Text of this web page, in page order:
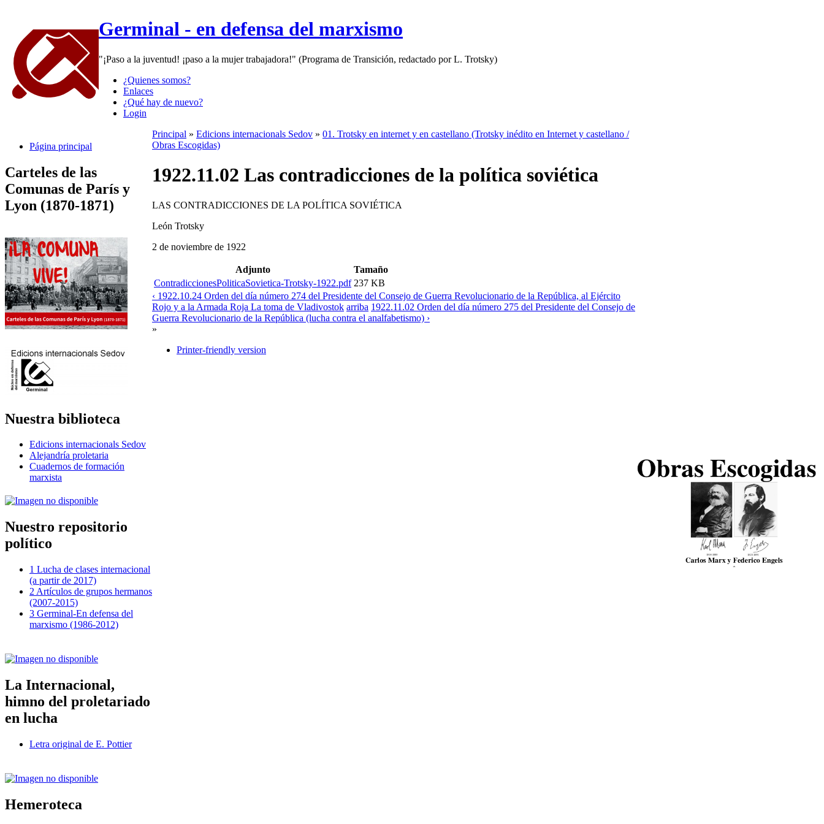
Germinal - en defensa del marxismo
"¡Paso a la juventud! ¡paso a la mujer trabajadora!" (Programa de Transición, redactado por L. Trotsky)
¿Quienes somos?
Enlaces
¿Qué hay de nuevo?
Login
Página principal
Carteles de las
Comunas de París y
Lyon (1870-1871)
Nuestra biblioteca
Edicions internacionals Sedov
Alejandría proletaria
Cuadernos de formación
marxista
Nuestro repositorio
político
1 Lucha de clases internacional
(a partir de 2017)
2 Artículos de grupos hermanos
(2007-2015)
3 Germinal-En defensa del
marxismo (1986-2012)
La Internacional,
himno del proletariado
en lucha
Letra original de E. Pottier
Hemeroteca
Principal » Edicions internacionals Sedov » 01. Trotsky en internet y en castellano (Trotsky inédito en Internet y castellano /
Obras Escogidas)
1922.11.02 Las contradicciones de la política soviética
LAS CONTRADICCIONES DE LA POLÍTICA SOVIÉTICA
León Trotsky
2 de noviembre de 1922
Adjunto
Tamaño
ContradiccionesPoliticaSovietica-Trotsky-1922.pdf 237 KB
‹ 1922.10.24 Orden del día número 274 del Presidente del Consejo de Guerra Revolucionario de la República, al Ejército
Rojo y a la Armada Roja La toma de Vladivostok arriba 1922.11.02 Orden del día número 275 del Presidente del Consejo de
Guerra Revolucionario de la República (lucha contra el analfabetismo) ›
»
Printer-friendly version